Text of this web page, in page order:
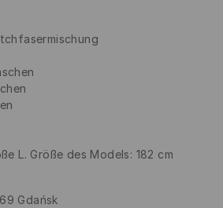
L. Größe des Models: 182 cm
Gdańsk